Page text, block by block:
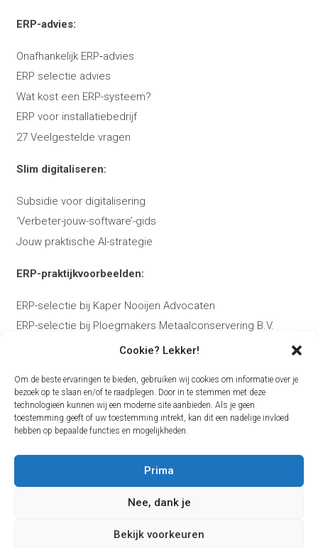
Cookie? Lekker!
Om de beste ervaringen te bieden, gebruiken wij cookies om informatie over je
bezoek op te slaan en/of te raadplegen. Door in te stemmen met deze
technologieën kunnen wij een moderne site aanbieden. Als je geen
toestemming geeft of uw toestemming intrekt, kan dit een nadelige invloed
hebben op bepaalde functies en mogelijkheden.
Prima
Nee, dank je
Bekijk voorkeuren
ERP-advies:
Onafhankelijk ERP‑advies
ERP selectie advies
Wat kost een ERP-systeem?
ERP voor installatiebedrijf
27 Veelgestelde vragen
Slim digitaliseren:
Subsidie voor digitalisering
‘Verbeter-jouw-software’-gids
Jouw praktische AI-strategie
ERP-praktijkvoorbeelden:
ERP-selectie bij Kaper Nooijen Advocaten
ERP-selectie bij Ploegmakers Metaalconservering B.V.
Over Bas Kierkels
Plan je ERP-adviesgesprek
Contact
en tips over ERP-selectie.